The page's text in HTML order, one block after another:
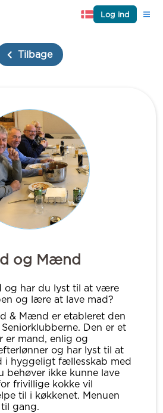
Log ind
Tilbage
og Mænd
og har du lyst til at være
og lære at lave mad?
& Mænd er etableret den
Den er et
er mand, enlig og
og har lyst til at
i hyggeligt fællesskab med
behøver ikke kunne lave
frivillige kokke vil
til i køkkenet. Menuen
gang.